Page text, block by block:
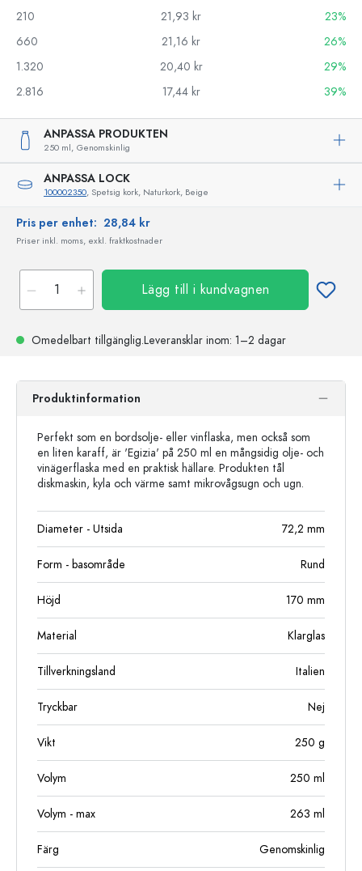
210
21,93 kr
23%
660
21,16 kr
26%
1.320
20,40 kr
29%
2.816
17,44 kr 39%
ANPASSA PRODUKTEN
250 ml, Genomskinlig
ANPASSA LOCK
100002350, Spetsig kork, Naturkork, Beige
Pris per enhet: 28,84 kr
Priser inkl. moms, exkl. fraktkostnader
Lägg till i kundvagnen
Omedelbart tillgänglig.Leveransklar inom: 1–2 dagar
Produktinformation
Perfekt som en bordsolje- eller vinflaska, men också som
en liten karaff, är 'Egizia' på 250 ml en mångsidig olje- och
vinägerflaska med en praktisk hällare. Produkten tål
diskmaskin, kyla och värme samt mikrovågsugn och ugn.
Diameter - Utsida 72,2 mm
Form - basområde Rund
Höjd 170 mm
Material Klarglas
Tillverkningsland Italien
Tryckbar Nej
Vikt 250 g
Volym 250 ml
Volym - max 263 ml
Färg Genomskinlig